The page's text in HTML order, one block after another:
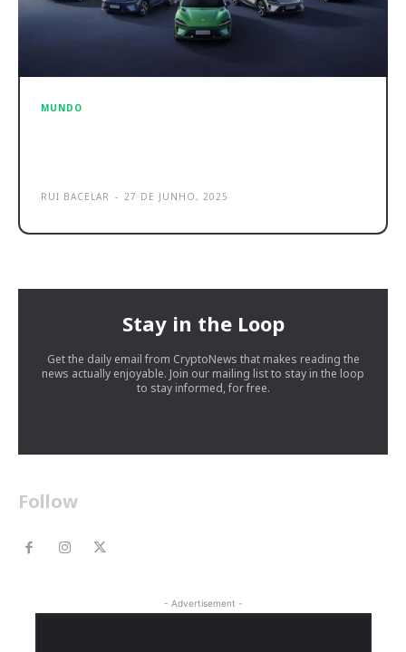
MUNDO
RUI BACELAR - 27 DE JUNHO, 2025
Stay in the Loop
Get the daily email from CryptoNews that makes reading the
news actually enjoyable. Join our mailing list to stay in the loop
to stay informed, for free.
Follow
- Advertisement -